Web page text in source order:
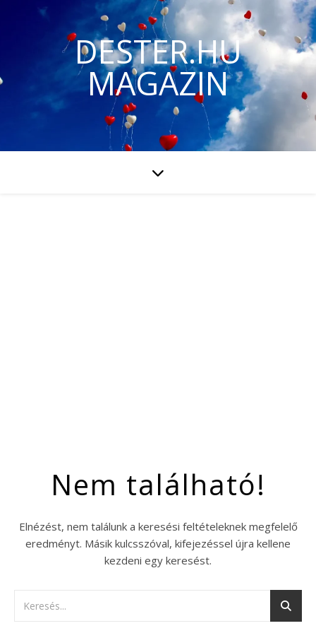
DESTER.HU
MAGAZIN
Nem található!
Elnézést, nem találunk a keresési feltételeknek megfelelő
eredményt. Másik kulcsszóval, kifejezéssel újra kellene
kezdeni egy keresést.